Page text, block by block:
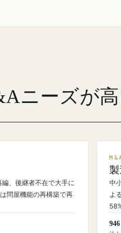
ニーズが
、後継者不在で大手に
問屋機能の再構築で再
中
よ
946